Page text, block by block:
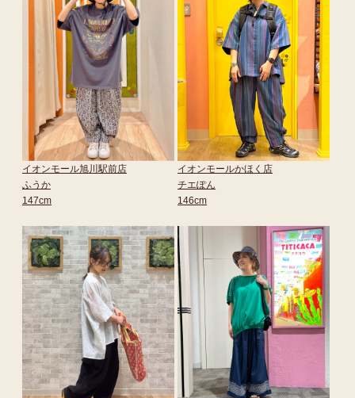
イオンモール旭川駅前店
ふうか
147cm
イオンモールかほく店
チエぽん
146cm